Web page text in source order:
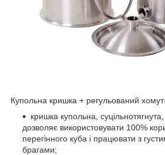
Купольна кришка + регульований
кришка купольна,
дозволяє використовувати 100%
перегінного куба і працювати з
брагами;